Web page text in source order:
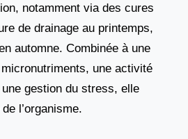
notamment via des cures
de drainage au printemps,
automne. Combinée à une
une activité
gestion du stress, elle
l’organisme.